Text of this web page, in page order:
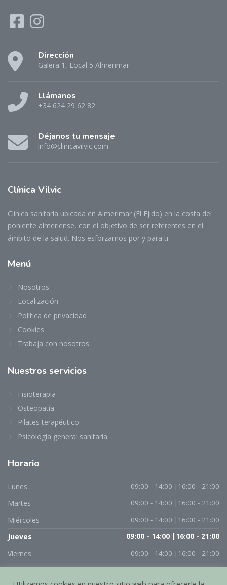
Dirección
Galera 1, Local 5 Almerimar
Llámanos
+34 624 29 62 82
Déjanos tu mensaje
info@clinicavilvic.com
Clínica Vilvic
Clínica sanitaria ubicada en Almerimar (El Ejido) en la costa del
poniente almeriense, con el objetivo de ser referentes en el
ámbito de la salud. Nos esforzamos por y para ti.
Menú
Nosotros
Localización
Política de privacidad
Cookies
Trabaja con nosotros
Nuestros servicios
Fisioterapia
Osteopatía
Pilates terapéutico
Psicología general sanitaria
Horario
Lunes 09:00 - 14:00 |16:00 - 21:00
Martes 09:00 - 14:00 |16:00 - 21:00
Miércoles 09:00 - 14:00 |16:00 - 21:00
Jueves 09:00 - 14:00 |16:00 - 21:00
Viernes 09:00 - 14:00 |16:00 - 21:00
Sábado | CITA PREVIA |